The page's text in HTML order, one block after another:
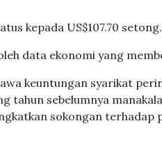
kepada US$107.70 setong.
data ekonomi yang
keuntungan syarikat
tahun sebelumnya
sokongan terhadap